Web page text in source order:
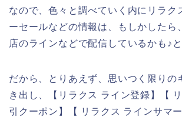
なので、色々と調べていく内にリラク
ーセールなどの情報は、もしかしたら
店のラインなどで配信しているかも♪と
だから、とりあえず、思いつく限りの
き出し、【リラクス ライン登録】【
引クーポン】【 リラクス ラインサマ